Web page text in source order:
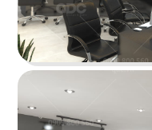
Showroom
phong cách hiện